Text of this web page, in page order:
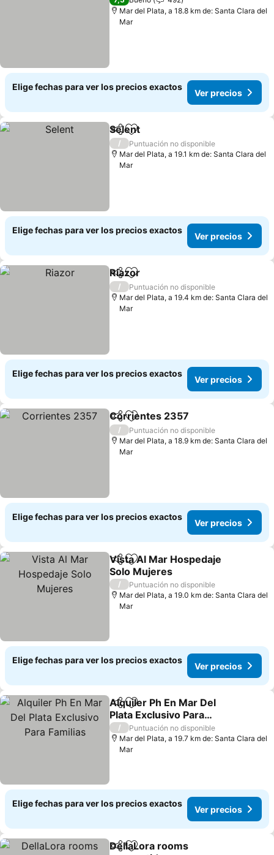
Mar del Plata, a 18.8 km de: Santa Clara del
Mar
Elige fechas para ver los precios exactos
Ver precios
CompartirAgregar a favoritos
Selent
/
Puntuación no disponible
Mar del Plata, a 19.1 km de: Santa Clara del
Mar
Elige fechas para ver los precios exactos
Ver precios
CompartirAgregar a favoritos
Riazor
/
Puntuación no disponible
Mar del Plata, a 19.4 km de: Santa Clara del
Mar
Elige fechas para ver los precios exactos
Ver precios
CompartirAgregar a favoritos
Corrientes 2357
/
Puntuación no disponible
Mar del Plata, a 18.9 km de: Santa Clara del
Mar
Elige fechas para ver los precios exactos
Ver precios
CompartirAgregar a favoritos
Vista Al Mar Hospedaje
Solo Mujeres
/
Puntuación no disponible
Mar del Plata, a 19.0 km de: Santa Clara del
Mar
Elige fechas para ver los precios exactos
Ver precios
CompartirAgregar a favoritos
Alquiler Ph En Mar Del
Plata Exclusivo Para
Familias
/
Puntuación no disponible
Mar del Plata, a 19.7 km de: Santa Clara del
Mar
Elige fechas para ver los precios exactos
Ver precios
CompartirAgregar a favoritos
DellaLora rooms